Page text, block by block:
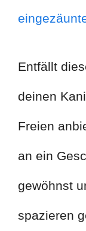
Entfällt
deinen
Freien
an ein
gewöhnst
spazieren